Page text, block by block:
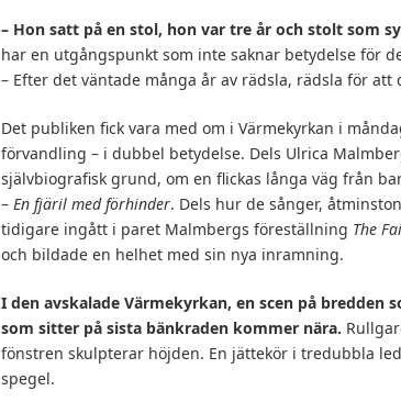
– Hon satt på en stol, hon var tre år och stolt som
har en utgångspunkt som inte saknar betydelse för
– Efter det väntade många år av rädsla, rädsla för
Det publiken fick vara med om i Värmekyrkan i
förvandling – i dubbel betydelse. Dels Ulrica
självbiografisk grund, om en flickas långa väg från
– En fjäril med förhinder. Dels hur de sånger,
tidigare ingått i paret Malmbergs föreställning The
och bildade en helhet med sin nya inramning.
I den avskalade Värmekyrkan, en scen på bredden
som sitter på sista bänkraden kommer nära.
fönstren skulpterar höjden. En jättekör i tredubbla
spegel.